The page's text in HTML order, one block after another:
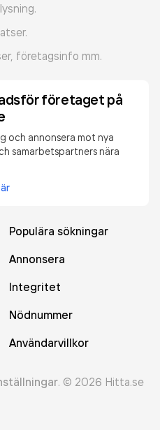
företagsinfo mm.
företaget på
och annonsera mot nya
samarbetspartners nära
Populära sökningar
Annonsera
Integritet
Nödnummer
Användarvillkor
. © 2026 Hitta.se